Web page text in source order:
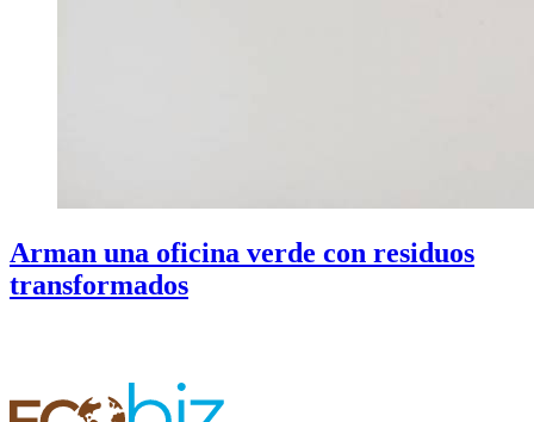
Arman una oficina verde con residuos
transformados